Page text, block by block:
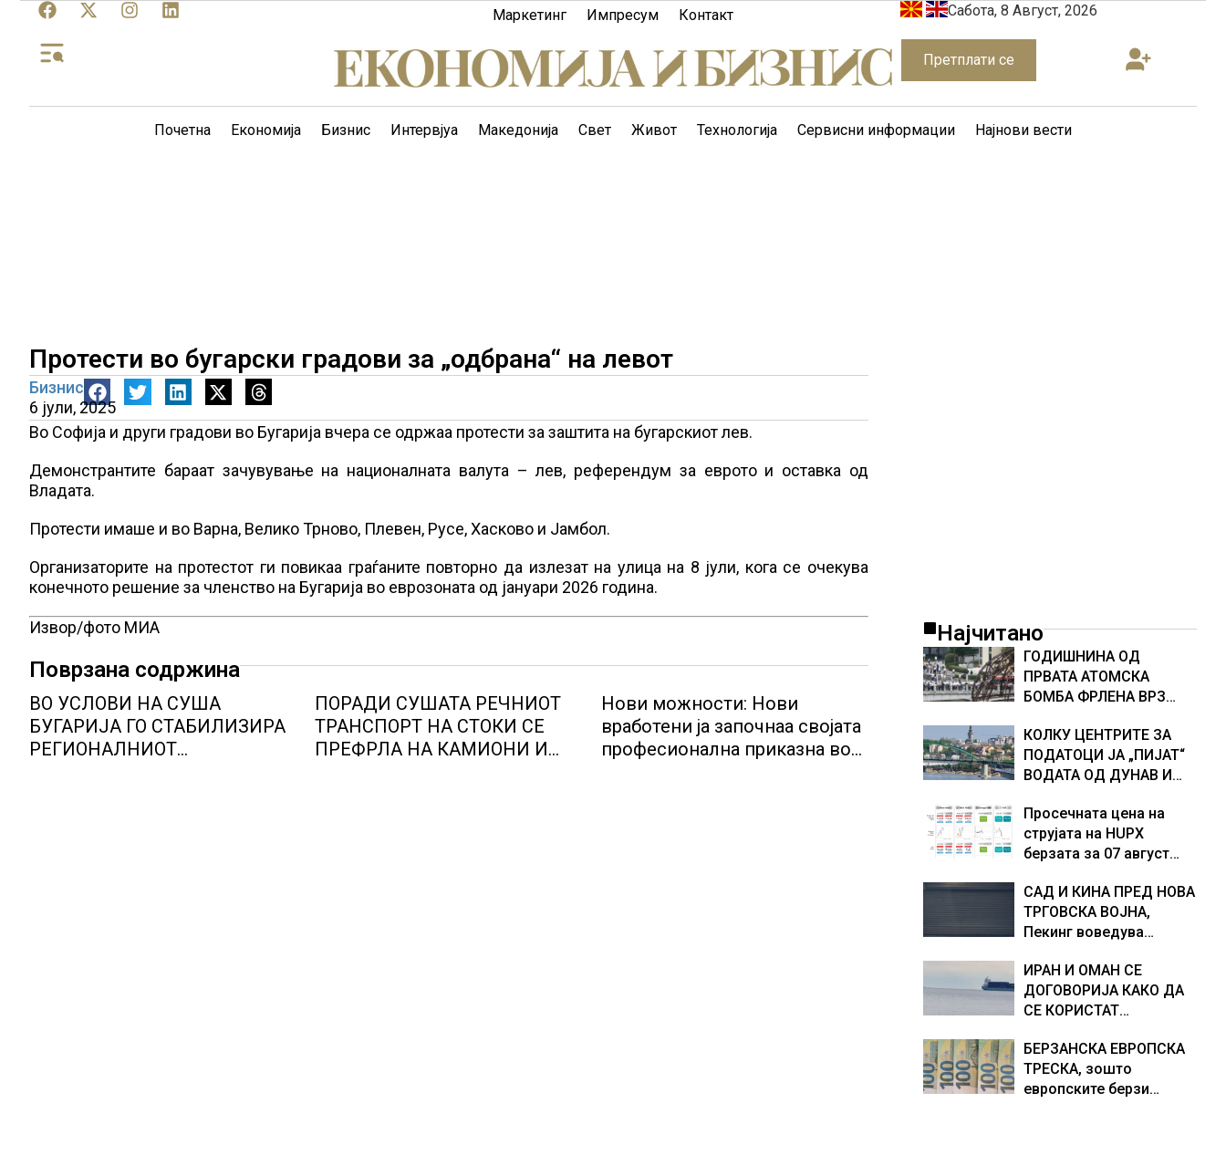
Маркетинг Импресум Контакт Сабота, 8 Август, 2026
Претплати се
Почетна Економија Бизнис Интервјуа Македонија Свет Живот Технологија Сервисни информации Најнови вести
Протести во бугарски градови за „одбрана“ на левот
Бизнис
6 јули, 2025
Во Софија и други градови во Бугарија вчера се одржаа протести за заштита на бугарскиот лев.
Демонстрантите бараат зачувување на националната валута – лев, референдум за еврото и оставка од
Владата.
Протести имаше и во Варна, Велико Трново, Плевен, Русе, Хасково и Јамбол.
Организаторите на протестот ги повикаа граѓаните повторно да излезат на улица на 8 јули, кога се очекува
конечното решение за членство на Бугарија во еврозоната од јануари 2026 година.
Извор/фото МИА
Поврзана содржина
ВО УСЛОВИ НА СУША
БУГАРИЈА ГО СТАБИЛИЗИРА
РЕГИОНАЛНИОТ
ПОРАДИ СУШАТА РЕЧНИОТ
ТРАНСПОРТ НА СТОКИ СЕ
ПРЕФРЛА НА КАМИОНИ И
Нови можности: Нови
вработени ја започнаа својата
професионална приказна во
Најчитано
ГОДИШНИНА ОД
ПРВАТА АТОМСКА
БОМБА ФРЛЕНА ВРЗ
ШТО НАПРАВИВМЕ“,
како дел од екипажот
во авионот „Енола Геј“ и
бомбардирањето го
доживуваа овој настан
што го промени текот
КОЛКУ ЦЕНТРИТЕ ЗА
ПОДАТОЦИ ЈА „ПИЈАТ“
ВОДАТА ОД ДУНАВ И
Германија е лидер во
Европа по бројот на
изградени центри за
Просечната цена на
струјата на HUPX
берзата за 07 август
евра за мегават час, на
МЕМО 153,56 евра за
мегават час
САД И КИНА ПРЕД НОВА
ТРГОВСКА ВОЈНА,
Пекинг воведува
американски компании
и организации
ИРАН И ОМАН СЕ
ДОГОВОРИЈА КАКО ДА
СЕ КОРИСТАТ
КОРИДОРИ ЗА
БРОДОВИТЕ НИЗ
ОРМУСКАТА ТЕСНИНА
БЕРЗАНСКА ЕВРОПСКА
ТРЕСКА, зошто
европските берзи